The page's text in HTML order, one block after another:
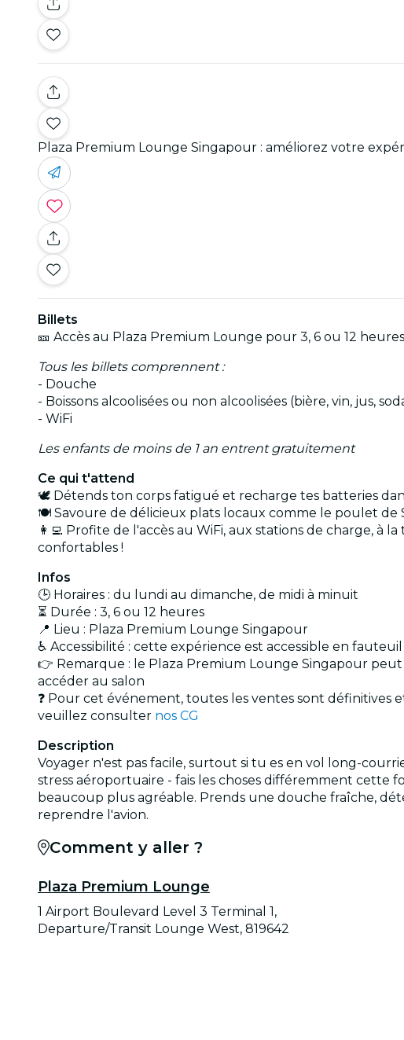
Plaza Premium Lounge Singapour : améliorez votre
Billets
🎫 Accès au Plaza Premium Lounge pour 3, 6 ou 12
Tous les billets comprennent :
- Douche
- Boissons alcoolisées ou non alcoolisées (bière, vin, jus,
- WiFi
Les enfants de moins de 1 an entrent gratuitement
Ce qui t'attend
🕊️ Détends ton corps fatigué et recharge tes batteries
🍽️ Savoure de délicieux plats locaux comme le poulet de
👩‍💻 Profite de l'accès au WiFi, aux stations de charge, à
confortables !
Infos
🕒 Horaires : du lundi au dimanche, de midi à minuit
⏳ Durée : 3, 6 ou 12 heures
📍 Lieu : Plaza Premium Lounge Singapour
♿ Accessibilité : cette expérience est accessible en
👉 Remarque : le Plaza Premium Lounge Singapour
accéder au salon
❓ Pour cet événement, toutes les ventes sont
veuillez consulter nos CG
Description
Voyager n'est pas facile, surtout si tu es en vol long-
stress aéroportuaire - fais les choses différemment cette
beaucoup plus agréable. Prends une douche fraîche,
reprendre l'avion.
Comment y aller ?
Plaza Premium Lounge
1 Airport Boulevard Level 3 Terminal 1,
Departure/Transit Lounge West, 819642